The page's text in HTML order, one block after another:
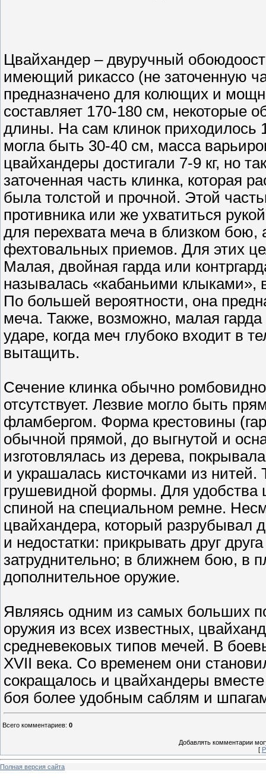
Цвайхандер – двуручный
имеющий рикассо (не заточенную
предназначено для колющих и
составляет 170-180 см, некоторые
длины. На сам клинок
могла быть 30-40 см, масса
цвайхандеры достигали 7-9 кг, но
заточенная часть клинка, которая
была толстой и прочной. Этой
противника или же ухватиться
для перехвата меча в близком
фехтовальных приемов. Для этих
Малая, двойная гарда или
называлась «кабаньими
По большей вероятности, она
меча. Также, возможно, малая
ударе, когда меч глубоко входит в
вытащить.
Сечение клинка обычно
отсутствует. Лезвие могло быть
фламбергом. Форма крестовины
обычной прямой, до выгнутой и
изготовлялась из дерева,
и украшалась кисточками из
грушевидной формы. Для удобства
спиной на специальном ремне.
цвайхандера, который разрубывал
и недостатки: прикрывать друг
затруднительно; в ближнем бою, в
дополнительное оружие.
Являясь одним из самых больших
оружия из всех известных,
средневековых типов мечей. В
XVII века. Со временем они
сокращалось и цвайхандеры
боя более удобным саблям и
Всего комментариев: 0
Добавлять комментарии
[
Полная версия сайта